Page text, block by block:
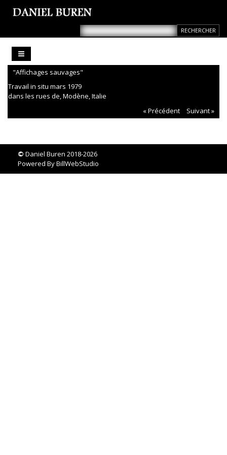
"Affichages sauvages"
Travail in situ mars 1979
dans les rues de, Modène, Italie
« Précédent
Suivant »
© Daniel Buren 2018-2026
Powered ByBillWebStudio